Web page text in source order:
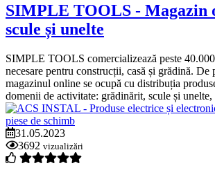
SIMPLE TOOLS - Magazin
scule și unelte
SIMPLE TOOLS comercializează peste
necesare pentru construcții, casă și grădină. De
magazinul online se ocupă cu distribuția
domenii de activitate: grădinărit, scule și unelte,
31.05.2023
3692 vizualizări